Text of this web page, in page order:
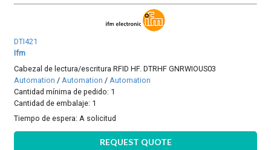
DTI421
Ifm
Cabezal de lectura/escritura RFID HF. DTRHF GNRWIOUS03
Automation / Automation / Automation
Cantidad mínima de pedido: 1
Cantidad de embalaje: 1
Tiempo de espera: A solicitud
REQUEST QUOTE